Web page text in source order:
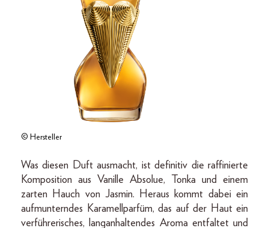
© Hersteller
Was diesen Duft ausmacht, ist definitiv die raffinierte
Komposition aus Vanille Absolue, Tonka und einem
zarten Hauch von Jasmin. Heraus kommt dabei ein
aufmunterndes Karamellparfüm, das auf der Haut ein
verführerisches, langanhaltendes Aroma entfaltet und